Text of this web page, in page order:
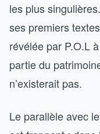
les plus
ses premiers
révélée par P.O.L
partie du
n’existerait pas.
Le parallèle avec le